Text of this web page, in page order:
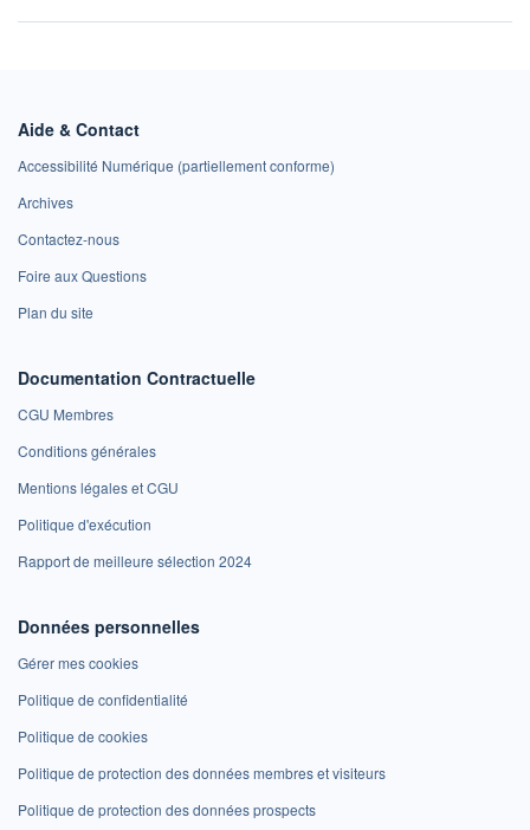
Aide & Contact
Accessibilité Numérique (partiellement conforme)
Archives
Contactez-nous
Foire aux Questions
Plan du site
Documentation Contractuelle
CGU Membres
Conditions générales
Mentions légales et CGU
Politique d'exécution
Rapport de meilleure sélection 2024
Données personnelles
Gérer mes cookies
Politique de confidentialité
Politique de cookies
Politique de protection des données membres et visiteurs
Politique de protection des données prospects